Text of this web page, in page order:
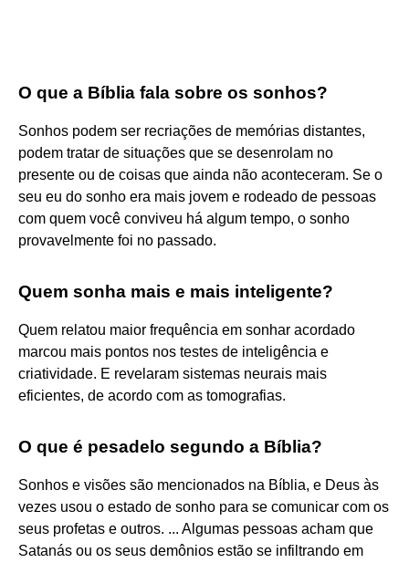
O que a Bíblia fala sobre os sonhos?
Sonhos podem ser recriações de memórias distantes,
podem tratar de situações que se desenrolam no
presente ou de coisas que ainda não aconteceram. Se o
seu eu do sonho era mais jovem e rodeado de pessoas
com quem você conviveu há algum tempo, o sonho
provavelmente foi no passado.
Quem sonha mais e mais inteligente?
Quem relatou maior frequência em sonhar acordado
marcou mais pontos nos testes de inteligência e
criatividade. E revelaram sistemas neurais mais
eficientes, de acordo com as tomografias.
O que é pesadelo segundo a Bíblia?
Sonhos e visões são mencionados na Bíblia, e Deus às
vezes usou o estado de sonho para se comunicar com os
seus profetas e outros. ... Algumas pessoas acham que
Satanás ou os seus demônios estão se infiltrando em